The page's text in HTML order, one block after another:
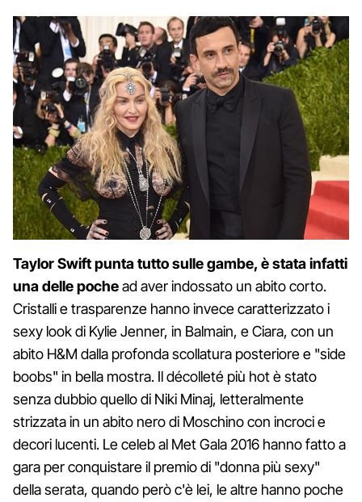
Taylor Swift punta tutto sulle gambe, è stata infatti
una delle pochead aver indossato un abito corto.
Cristalli e trasparenze hanno invece caratterizzato i
sexy look di Kylie Jenner, in Balmain, e Ciara, con un
abito H&M dalla profonda scollatura posteriore e "side
boobs" in bella mostra. Il décolleté più hot è stato
senza dubbio quello di Niki Minaj, letteralmente
strizzata in un abito nero di Moschino con incroci e
decori lucenti. Le celeb al Met Gala 2016 hanno fatto a
gara per conquistare il premio di "donna più sexy"
della serata, quando però c'è lei, le altre hanno poche